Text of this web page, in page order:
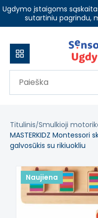
Ugdymo įstaigoms
sutartiniu pagrindu,
Titulinis Smulkioji
MASTERKIDZ
galvosūkis su rikiuokliu
Naujiena